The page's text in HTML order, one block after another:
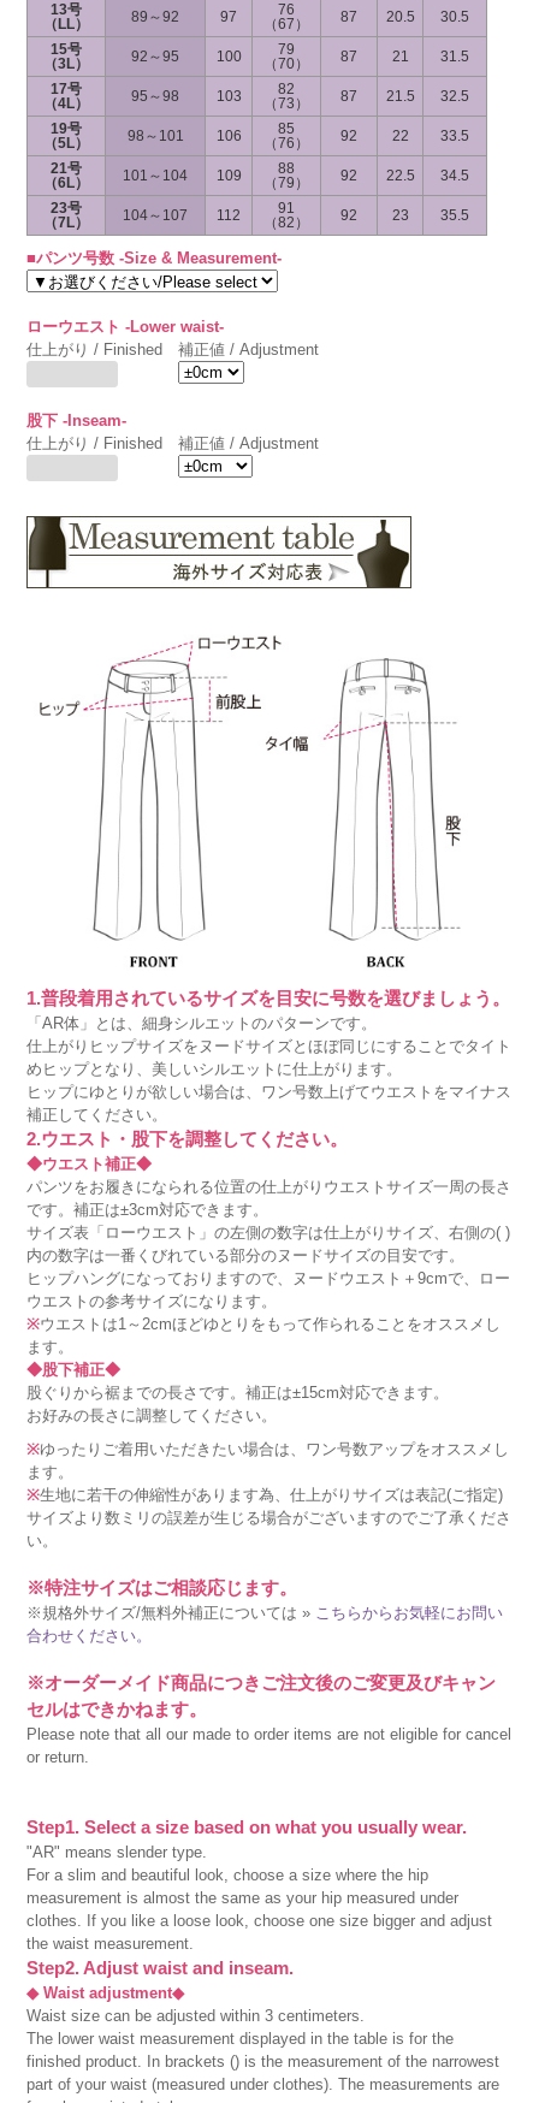
13号
（LL）
89～92 97
76
（67）
87 20.5
30.5
15号
（3L）
92～95 100
79
（70）
87 21
31.5
17号
（4L）
95～98 103
82
（73）
87 21.5
32.5
19号
（5L）
98～101 106
85
（76）
92 22
33.5
21号
（6L）
101～104 109
88
（79）
92 22.5
34.5
23号
（7L）
104～107 112
91
（82）
92 23 35.5
■パンツ号数 -Size & Measurement-
ローウエスト -Lower waist-
仕上がり / Finished
補正値 / Adjustment
股下 -Inseam-
仕上がり / Finished
補正値 / Adjustment
1.普段着用されているサイズを目安に号数を選びましょう。
「AR体」とは、細身シルエットのパターンです。
仕上がりヒップサイズをヌードサイズとほぼ同じにすることでタイト
めヒップとなり、美しいシルエットに仕上がります。
ヒップにゆとりが欲しい場合は、ワン号数上げてウエストをマイナス
補正してください。
2.ウエスト・股下を調整してください。
◆ウエスト補正◆
パンツをお履きになられる位置の仕上がりウエストサイズ一周の長さ
です。補正は±3cm対応できます。
サイズ表「ローウエスト」の左側の数字は仕上がりサイズ、右側の( )
内の数字は一番くびれている部分のヌードサイズの目安です。
ヒップハングになっておりますので、ヌードウエスト＋9cmで、ロー
ウエストの参考サイズになります。
※ウエストは1～2cmほどゆとりをもって作られることをオススメし
ます。
◆股下補正◆
股ぐりから裾までの長さです。補正は±15cm対応できます。
お好みの長さに調整してください。
※ゆったりご着用いただきたい場合は、ワン号数アップをオススメし
ます。
※生地に若干の伸縮性があります為、仕上がりサイズは表記(ご指定)
サイズより数ミリの誤差が生じる場合がございますのでご了承くださ
い。
※特注サイズはご相談応じます。
※規格外サイズ/無料外補正については » こちらからお気軽にお問い
合わせください。
※オーダーメイド商品につきご注文後のご変更及びキャン
セルはできかねます。
Please note that all our made to order items are not eligible for cancel
or return.
Step1. Select a size based on what you usually wear.
"AR" means slender type.
For a slim and beautiful look, choose a size where the hip
measurement is almost the same as your hip measured under
clothes. If you like a loose look, choose one size bigger and adjust
the waist measurement.
Step2. Adjust waist and inseam.
◆ Waist adjustment◆
Waist size can be adjusted within 3 centimeters.
The lower waist measurement displayed in the table is for the
finished product. In brackets () is the measurement of the narrowest
part of your waist (measured under clothes). The measurements are